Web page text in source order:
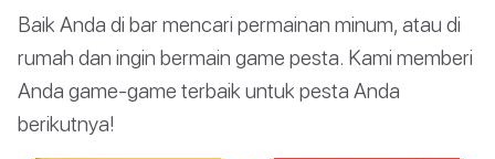
Baik Anda di bar mencari permainan minum, atau di
rumah dan ingin bermain game pesta. Kami memberi
Anda game-game terbaik untuk pesta Anda
berikutnya!